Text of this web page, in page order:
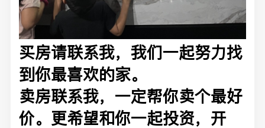
买房请联系我，我们一起努力找
到你最喜欢的家。
卖房联系我，一定帮你卖个最好
价。更希望和你一起投资，开